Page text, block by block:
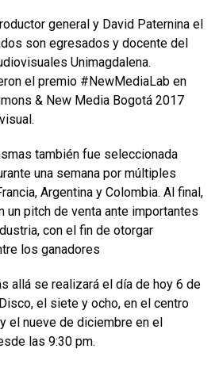
general y David Paternina el
son egresados y docente del
Unimagdalena.
el premio #NewMediaLab en
& New Media Bogotá 2017
también fue seleccionada
una semana por múltiples
Argentina y Colombia. Al final,
un pitch de venta ante importantes
con el fin de otorgar
los ganadores
allá se realizará el día de hoy 6 de
el siete y ocho, en el centro
el nueve de diciembre en el
las 9:30 pm.